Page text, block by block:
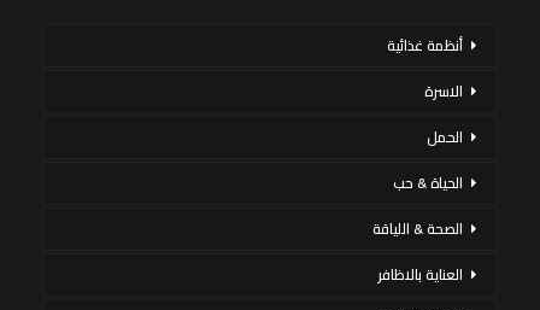
أنظمة غذائية
الاسرة
الحمل
الحياة & حب
الصحة & اللياقة
العناية بالاظافر